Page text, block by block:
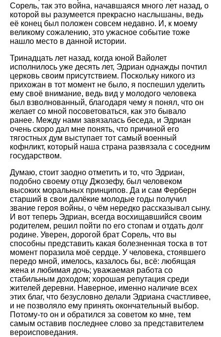
Сорель, так это война, начавшаяся много лет назад, о
которой вы разумеется прекрасно наслышаны, ведь
её конец был положен совсем недавно. И, к моему
великому сожалению, это ужасное событие тоже
нашло место в данной истории.
Тринадцать лет назад, когда юной Вайолет
исполнилось уже десять лет, Эдриан однажды почтил
церковь своим присутствием. Поскольку никого из
прихожан в тот момент не было, я поспешил уделить
ему своё внимание, ведь вид у молодого человека
был взволнованный, благодаря чему я понял, что он
желает со мной посоветоваться, как это бывало
ранее. Между нами завязалась беседа, и Эдриан
очень скоро дал мне понять, что причиной его
тягостных дум выступает тот самый военный
кофнликт, который наша страна развязала с соседним
государством.
Думаю, стоит заодно отметить и то, что Эдриан,
подобно своему отцу Джозефу, был человеком
высоких моральных принципов. Да и сам Ферберн
старший в свои далёкие молодые годы получил
звание героя войны, о чём нередко рассказывал сыну.
И вот теперь Эдриан, всегда восхищавшийся своим
родителем, решил пойти по его стопам и отдать долг
родине. Уверен, дорогой брат Сорель, что вы
способны представить какая болезненная тоска в тот
момент поразила моё сердце. У человека, стоявшего
передо мной, имелось, казалось бы, всё: любящая
жена и любимая дочь; уважаемая работа со
стабильным доходом; хорошая репутация среди
жителей деревни. Наверное, именно наличие всех
этих благ, что безусловно делали Эдриана счастливее,
и не позволяло ему принять окончательный выбор.
Потому-то он и обратился за советом ко мне, тем
самым оставив последнее слово за представителем
вероисповедания.